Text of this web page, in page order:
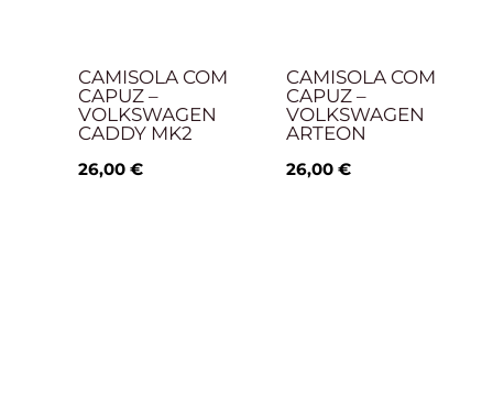
CAMISOLA COM
CAPUZ –
VOLKSWAGEN
CADDY MK2
26,00 €
CAMISOLA COM
CAPUZ –
VOLKSWAGEN
ARTEON
26,00 €